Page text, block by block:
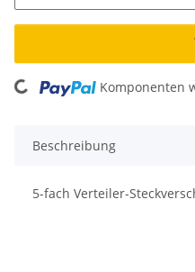
Loading... Komponenten
Beschreibung
5-fach Verteiler-